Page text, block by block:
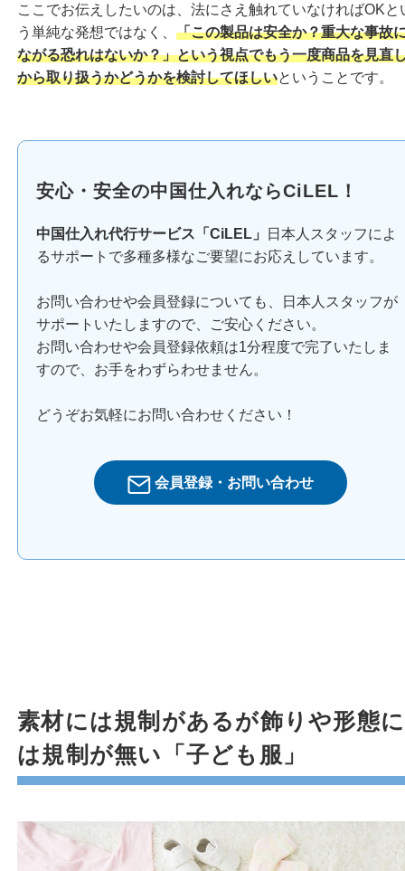
ここでお伝えしたいのは、法にさえ触れていなければOKと
う単純な発想ではなく、 「この製品は安全か？重大な事故
ながる恐れはないか？」という視点でもう一度商品を見直
から取り扱うかどうかを検討してほしいということです。
安心・安全の中国仕入れならCiLEL！
中国仕入れ代行サービス「CiLEL」
日本人スタッフによ
るサポートで多種多様なご要望にお応えしています。
お問い合わせや会員登録についても、日本人スタッフが
サポートいたしますので、ご安心ください。
お問い合わせや会員登録依頼は1分程度で完了いたしま
すので、お手をわずらわせません。
どうぞお気軽にお問い合わせください！
会員登録・お問い合わせ
素材には規制があるが飾りや形態に
は規制が無い「子ども服」